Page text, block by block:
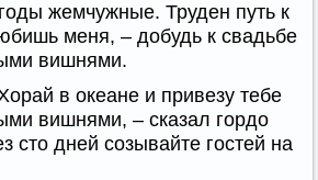
жемчужные. Труден путь к
меня, – добудь к свадьбе
вишнями.
в океане и привезу тебе
вишнями, – сказал гордо
сто дней созывайте гостей на